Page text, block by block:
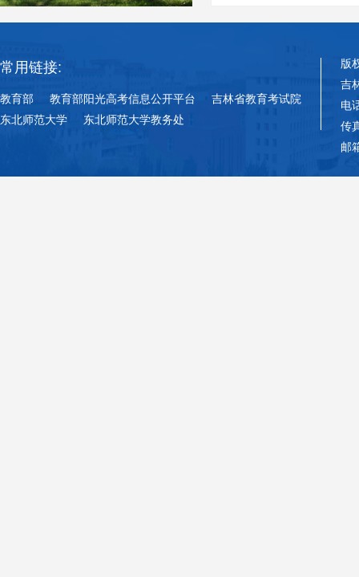
常用链接:
教育部 教育部阳光高考信息公开平台
吉林省教育考试院
东北师范大学
东北师范大学教务处
版
吉
电
传
邮